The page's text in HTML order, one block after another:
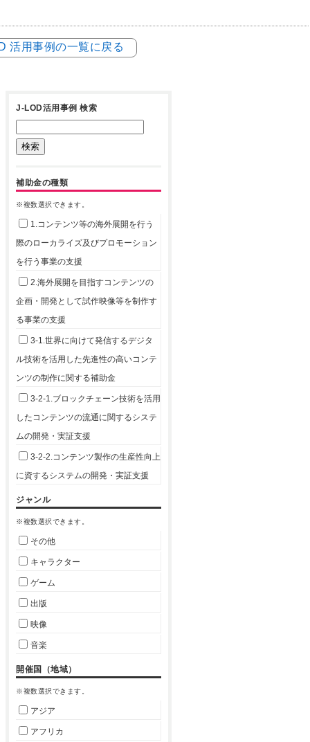
活用事例の一覧に戻る
J-LOD活用事例 検索
補助金の種類
※複数選択できます。
1.コンテンツ等の海外展開を行う
際のローカライズ及びプロモーション
を行う事業の支援
2.海外展開を目指すコンテンツの
企画・開発として試作映像等を制作す
る事業の支援
3-1.世界に向けて発信するデジタ
ル技術を活用した先進性の高いコンテ
ンツの制作に関する補助金
3-2-1.ブロックチェーン技術を活用
したコンテンツの流通に関するシステ
ムの開発・実証支援
3-2-2.コンテンツ製作の生産性向上
に資するシステムの開発・実証支援
ジャンル
※複数選択できます。
その他
キャラクター
ゲーム
出版
映像
音楽
開催国（地域）
※複数選択できます。
アジア
アフリカ